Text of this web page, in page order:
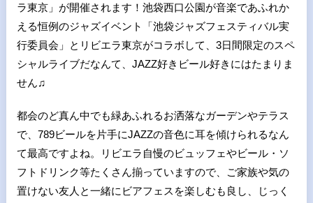
ラ東京」が開催されます！池袋西口公園が音楽であふれか
える恒例のジャズイベント「池袋ジャズフェスティバル実
行委員会」とリビエラ東京がコラボして、 3日間限定のスペ
シャルライブだなんて、 JAZZ好きビール好きにはたまりま
せん♫
都会のど真ん中でも緑あふれるお洒落なガーデンやテラス
で、 789ビールを片手にJAZZの音色に耳を傾けられるなん
て最高ですよね。リビエラ自慢のビュッフェやビール・ソ
フトドリンク等たくさん揃っていますので、ご家族や気の
置けない友人と一緒にビアフェスを楽しむも良し、じっく